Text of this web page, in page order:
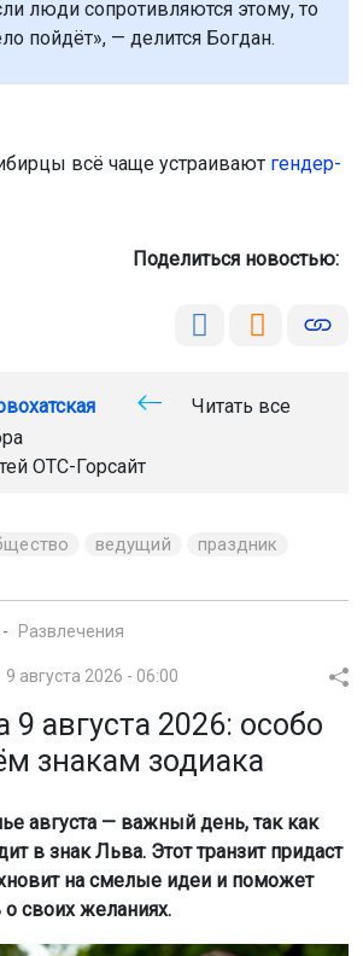
люди сопротивляются этому, то
пойдёт», — делится Богдан.
всё чаще устраивают гендер-
Поделиться новостью:
Читать все
ОТС-Горсайт
ведущий
праздник
Развлечения
9 августа 2026 - 06:00
9 августа 2026: особо
знакам зодиака
августа — важный день, так как
в знак Льва. Этот транзит придаст
на смелые идеи и поможет
своих желаниях.